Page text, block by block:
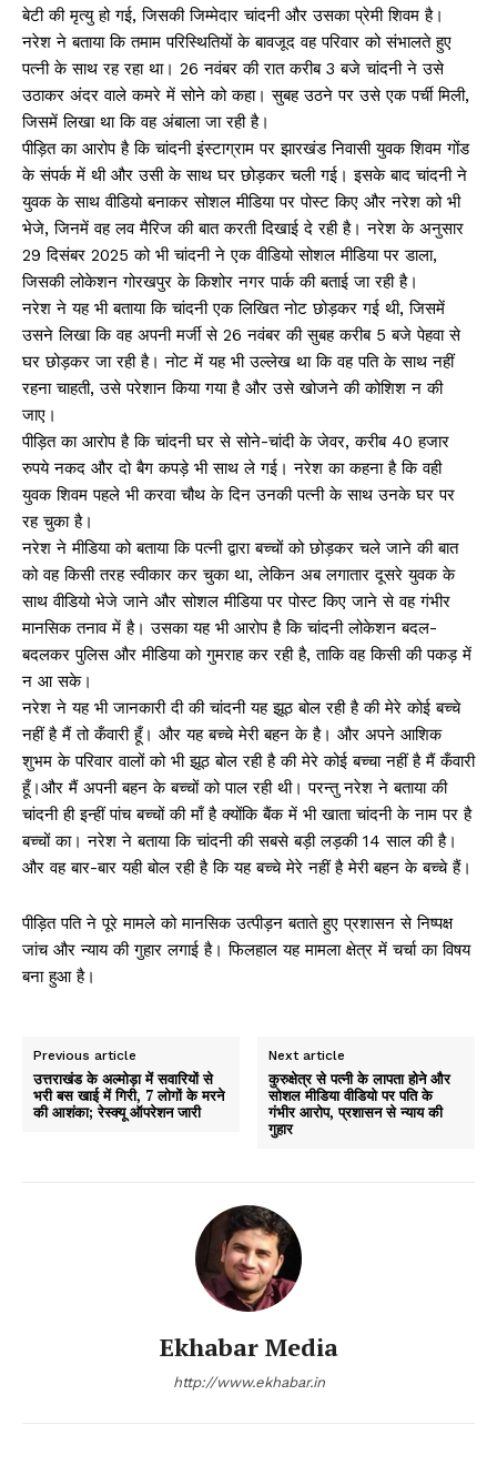
बेटी की मृत्यु हो गई, जिसकी जिम्मेदार चांदनी और उसका प्रेमी शिवम है।
नरेश ने बताया कि तमाम परिस्थितियों के बावजूद वह परिवार को संभालते हुए
पत्नी के साथ रह रहा था। 26 नवंबर की रात करीब 3 बजे चांदनी ने उसे
उठाकर अंदर वाले कमरे में सोने को कहा। सुबह उठने पर उसे एक पर्ची मिली,
जिसमें लिखा था कि वह अंबाला जा रही है।
पीड़ित का आरोप है कि चांदनी इंस्टाग्राम पर झारखंड निवासी युवक शिवम गोंड
के संपर्क में थी और उसी के साथ घर छोड़कर चली गई। इसके बाद चांदनी ने
युवक के साथ वीडियो बनाकर सोशल मीडिया पर पोस्ट किए और नरेश को भी
भेजे, जिनमें वह लव मैरिज की बात करती दिखाई दे रही है। नरेश के अनुसार
29 दिसंबर 2025 को भी चांदनी ने एक वीडियो सोशल मीडिया पर डाला,
जिसकी लोकेशन गोरखपुर के किशोर नगर पार्क की बताई जा रही है।
नरेश ने यह भी बताया कि चांदनी एक लिखित नोट छोड़कर गई थी, जिसमें
उसने लिखा कि वह अपनी मर्जी से 26 नवंबर की सुबह करीब 5 बजे पेहवा से
घर छोड़कर जा रही है। नोट में यह भी उल्लेख था कि वह पति के साथ नहीं
रहना चाहती, उसे परेशान किया गया है और उसे खोजने की कोशिश न की
जाए।
पीड़ित का आरोप है कि चांदनी घर से सोने-चांदी के जेवर, करीब 40 हजार
रुपये नकद और दो बैग कपड़े भी साथ ले गई। नरेश का कहना है कि वही
युवक शिवम पहले भी करवा चौथ के दिन उनकी पत्नी के साथ उनके घर पर
रह चुका है।
नरेश ने मीडिया को बताया कि पत्नी द्वारा बच्चों को छोड़कर चले जाने की बात
को वह किसी तरह स्वीकार कर चुका था, लेकिन अब लगातार दूसरे युवक के
साथ वीडियो भेजे जाने और सोशल मीडिया पर पोस्ट किए जाने से वह गंभीर
मानसिक तनाव में है। उसका यह भी आरोप है कि चांदनी लोकेशन बदल-
बदलकर पुलिस और मीडिया को गुमराह कर रही है, ताकि वह किसी की पकड़ में
न आ सके।
नरेश ने यह भी जानकारी दी की चांदनी यह झूठ बोल रही है की मेरे कोई बच्चे
नहीं है मैं तो कँवारी हूँ। और यह बच्चे मेरी बहन के है। और अपने आशिक
शुभम के परिवार वालों को भी झूठ बोल रही है की मेरे कोई बच्चा नहीं है मैं कँवारी
हूँ।और मैं अपनी बहन के बच्चों को पाल रही थी। परन्तु नरेश ने बताया की
चांदनी ही इन्हीं पांच बच्चों की माँ है क्योंकि बैंक में भी खाता चांदनी के नाम पर है
बच्चों का। नरेश ने बताया कि चांदनी की सबसे बड़ी लड़की 14 साल की है।
और वह बार-बार यही बोल रही है कि यह बच्चे मेरे नहीं है मेरी बहन के बच्चे हैं।
पीड़ित पति ने पूरे मामले को मानसिक उत्पीड़न बताते हुए प्रशासन से निष्पक्ष
जांच और न्याय की गुहार लगाई है। फिलहाल यह मामला क्षेत्र में चर्चा का विषय
बना हुआ है।
Previous article
उत्तराखंड के अल्मोड़ा में सवारियों से
भरी बस खाई में गिरी, 7 लोगों के मरने
की आशंका; रेस्क्यू ऑपरेशन जारी
Next article
कुरुक्षेत्र से पत्नी के लापता होने और
सोशल मीडिया वीडियो पर पति के
गंभीर आरोप, प्रशासन से न्याय की
गुहार
Ekhabar Media
http://www.ekhabar.in